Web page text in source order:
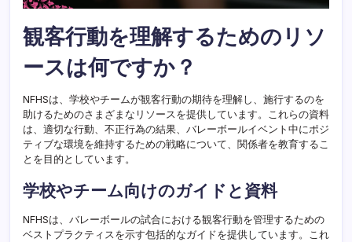
観客行動を理解するためのリソ
ースは何ですか？
NFHSは、学校やチームが観客行動の期待を理解し、施行するのを
助けるためのさまざまなリソースを提供しています。これらの資料
は、適切な行動、不正行為の結果、バレーボールイベント中にポジ
ティブな環境を維持するための戦略について、関係者を教育するこ
とを目的としています。
学校やチーム向けのガイドと資料
NFHSは、バレーボールの試合における観客行動を管理するための
ベストプラクティスを示す包括的なガイドを提供しています。これ